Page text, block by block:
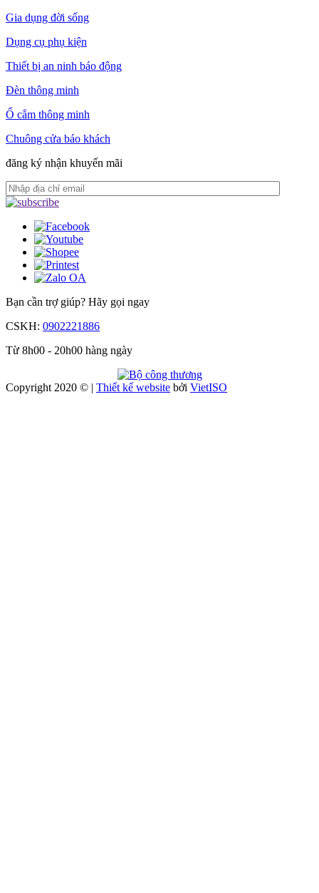
Gia dụng đời sống
Dụng cụ phụ kiện
Thiết bị an ninh báo động
Đèn thông minh
Ổ cắm thông minh
Chuông cửa báo khách
đăng ký nhận khuyến mãi
Bạn cần trợ giúp? Hãy gọi ngay
CSKH: 0902221886
Từ 8h00 - 20h00 hàng ngày
Copyright 2020 © | Thiết kế website bởi VietISO